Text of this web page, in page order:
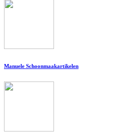
Manuele Schoonmaakartikelen